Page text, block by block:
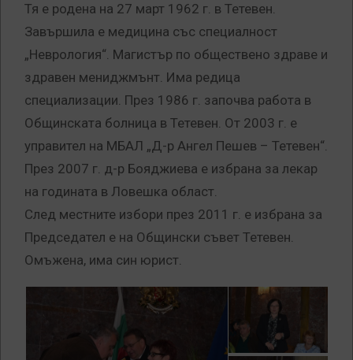
Тя е родена на 27 март 1962 г. в Тетевен.
Завършила е медицина със специалност
„Неврология“. Магистър по обществено здраве и
здравен мениджмънт. Има редица
специализации. През 1986 г. започва работа в
Общинската болница в Тетевен. От 2003 г. е
управител на МБАЛ „Д-р Ангел Пешев – Тетевен“.
През 2007 г. д-р Бояджиева е избрана за лекар
на годината в Ловешка област.
След местните избори през 2011 г. е избрана за
Председател е на Общински съвет Тетевен.
Омъжена, има син юрист.